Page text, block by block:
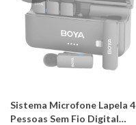
Sistema Microfone Lapela 4
Pessoas Sem Fio Digital